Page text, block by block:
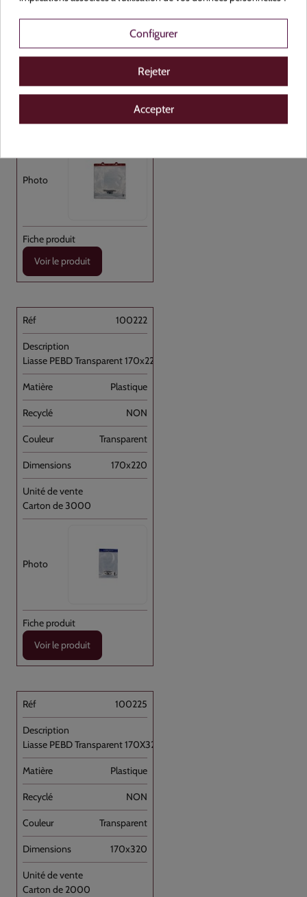
Plastique
NON
Transparent
Carton de 1000
Voir le produit
100222
Liasse PEBD Transparent 170x220+P [...]
Plastique
NON
Transparent
170x220
Carton de 3000
Voir le produit
100225
Liasse PEBD Transparent 170X320+P [...]
Plastique
NON
Transparent
170x320
Carton de 2000
Configurer
Rejeter
Accepter